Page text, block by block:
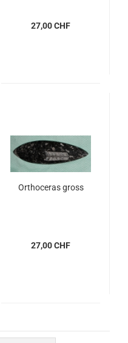
27,00 CHF
Orthoceras gross
27,00 CHF